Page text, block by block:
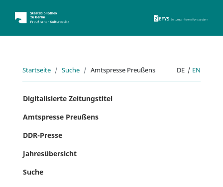
Startseite Suche Amtspresse Preußens DE | EN
Digitalisierte Zeitungstitel
Amtspresse Preußens
DDR-Presse
Jahresübersicht
Suche